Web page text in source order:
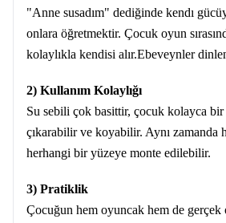
"Anne susadım" dediğinde kendı
onlara öğretmektir. Çocuk oyun
kolaylıkla kendisi alır.Ebeveynler
2) Kullanım Kolaylığı
Su sebili çok basittir, çocuk kolayca bir
çıkarabilir ve koyabilir. Aynı zamanda
herhangi bir yüzeye monte edilebilir.
3) Pratiklik
Çocuğun hem oyuncak hem de gerçek